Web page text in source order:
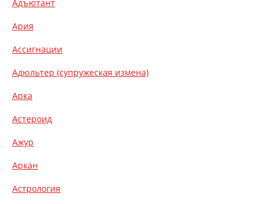
Адъютант
Ария
Ассигнации
Адюльтер (супружеская измена)
Арка
Астероид
Ажур
Аркан
Астрология